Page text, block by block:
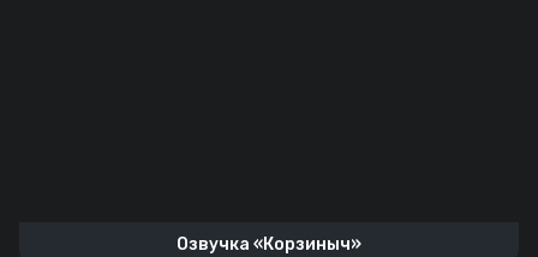
Озвучка «Корзиныч»